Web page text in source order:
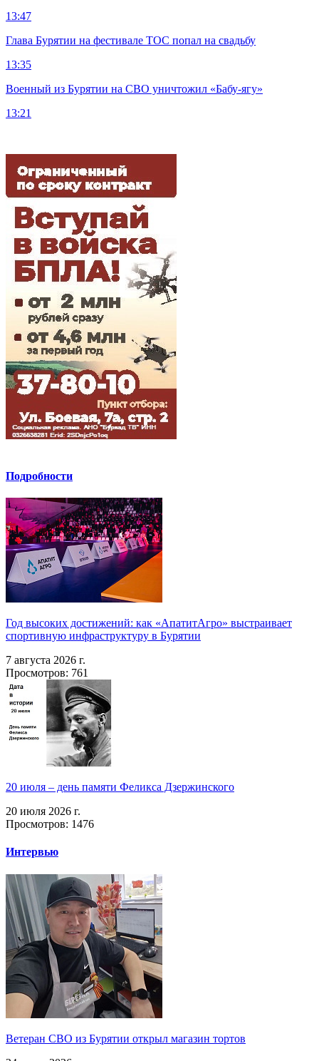
13:47
Глава Бурятии на фестивале ТОС попал на свадьбу
13:35
Военный из Бурятии на СВО уничтожил «Бабу-ягу»
13:21
Подробности
Год высоких достижений: как «АпатитАгро» выстраивает
спортивную инфраструктуру в Бурятии
7 августа 2026 г.
Просмотров: 761
20 июля – день памяти Феликса Дзержинского
20 июля 2026 г.
Просмотров: 1476
Интервью
Ветеран СВО из Бурятии открыл магазин тортов